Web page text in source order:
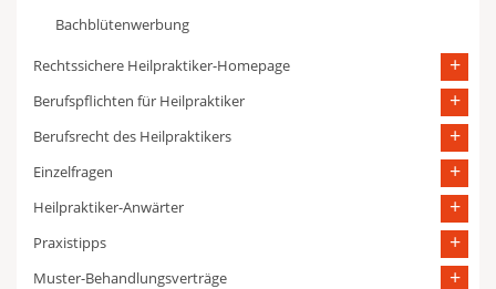
Bachblütenwerbung
Rechtssichere Heilpraktiker-Homepage
Berufspflichten für Heilpraktiker
Berufsrecht des Heilpraktikers
Einzelfragen
Heilpraktiker-Anwärter
Praxistipps
Muster-Behandlungsverträge